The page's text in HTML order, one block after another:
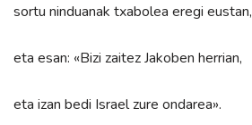
sortu ninduanak txabolea eregi eustan,
eta esan: «Bizi zaitez Jakoben herrian,
eta izan bedi Israel zure ondarea».